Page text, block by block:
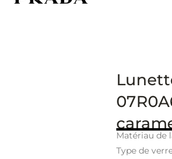
Matériau de
Type de